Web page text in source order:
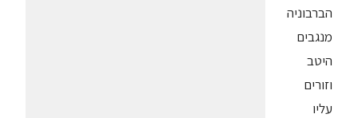
הברבוניה
מנגבים
היטב
וזורים
עליו